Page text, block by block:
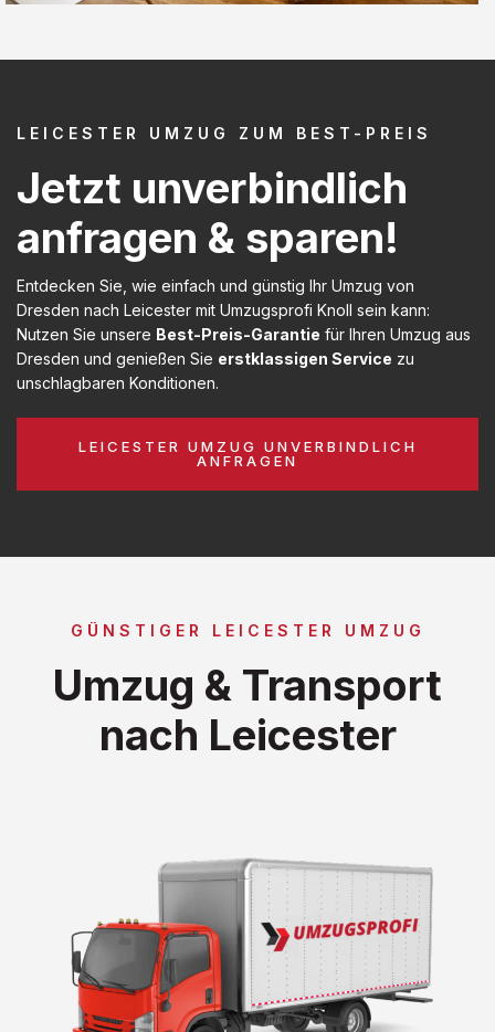
LEICESTER UMZUG ZUM BEST-PREIS
Jetzt unverbindlich
anfragen & sparen!
Entdecken Sie, wie einfach und günstig Ihr Umzug von
Dresden nach Leicester mit Umzugsprofi Knoll sein kann:
Nutzen Sie unsere Best-Preis-Garantie für Ihren Umzug aus
Dresden und genießen Sie erstklassigen Service zu
unschlagbaren Konditionen.
LEICESTER UMZUG UNVERBINDLICH
ANFRAGEN
GÜNSTIGER LEICESTER UMZUG
Umzug & Transport
nach Leicester